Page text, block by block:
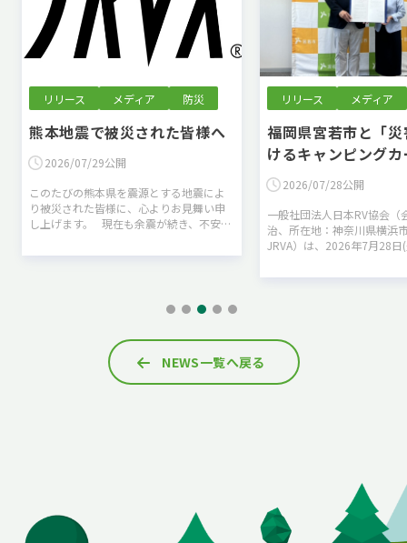
リリース メディア 防災
熊本地震で被災された皆様へ
2026/07/29公開
このたびの熊本県を震源とする地震によ
り被災された皆様に、心よりお見舞い申
し上げます。 現在も余震が続き、不安な
を問わず救助・復旧活動にあたられてい
リリース メディア
福岡県宮若市と「
けるキャンピング
に関する協定」を
た
2026/07/28公開
一般社団法人日本RV協会（
治、所在地：神奈川県横浜
JRVA）は、2026年7月28日
カーの提供に関する協定」
NEWS一覧へ戻る